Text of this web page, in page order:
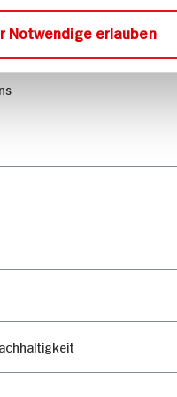
Notwendige erlauben